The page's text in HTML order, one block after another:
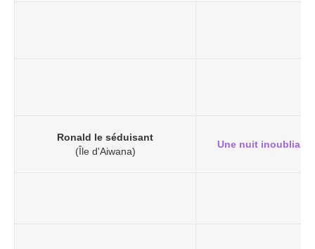
Ronald le séduisant
(Île d'Aiwana)
Une nuit inoubliable